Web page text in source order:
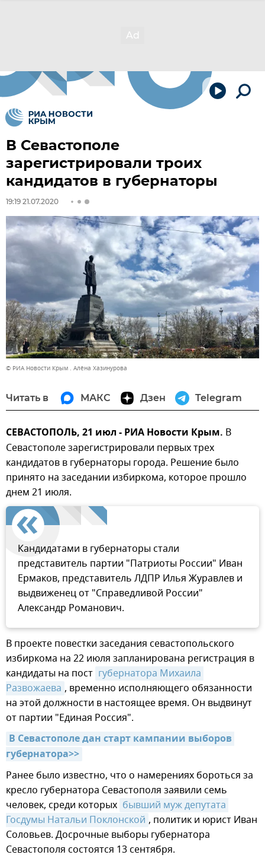
В Севастополе
зарегистрировали троих
кандидатов в губернаторы
19:19 21.07.2020
© РИА Новости Крым . Алёна Хазинурова
Читать в МАКС Дзен Telegram
СЕВАСТОПОЛЬ, 21 июл - РИА Новости Крым. В
Севастополе зарегистрировали первых трех
кандидатов в губернаторы города. Решение было
принято на заседании избиркома, которое прошло
днем 21 июля.
Кандидатами в губернаторы стали
представитель партии "Патриоты России" Иван
Ермаков, представитель ЛДПР Илья Журавлев и
выдвиженец от "Справедливой России"
Александр Романович.
В проекте повестки заседания севастопольского
избиркома на 22 июля запланирована регистрация в
кандидаты на пост губернатора Михаила
Развожаева , временно исполняющего обязанности
на этой должности в настоящее время. Он выдвинут
от партии "Единая Россия".
В Севастополе дан старт кампании выборов
губернатора>>
Ранее было известно, что о намерениях бороться за
кресло губернатора Севастополя заявили семь
человек, среди которых бывший муж депутата
Госдумы Натальи Поклонской , политик и юрист Иван
Соловьев. Досрочные выборы губернатора
Севастополя состоятся 13 сентября.